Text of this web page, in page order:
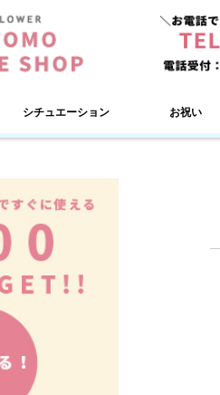
シチュエーション お祝い